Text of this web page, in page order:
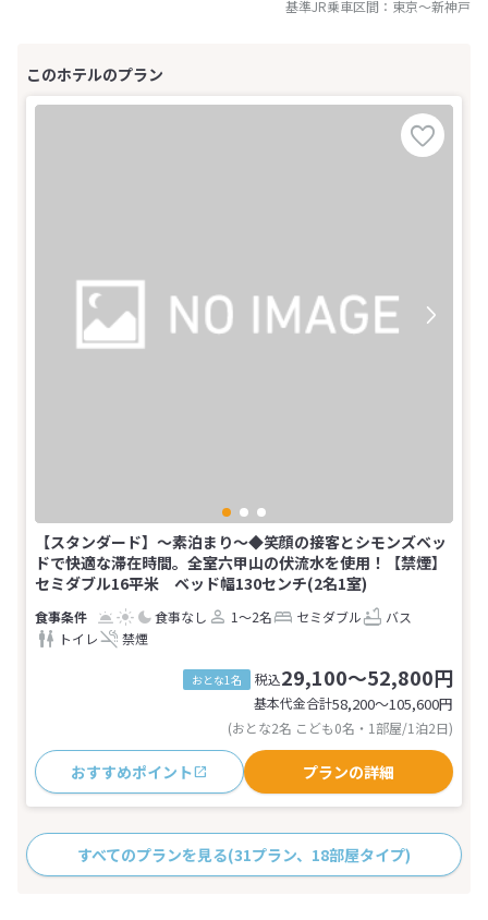
基準JR乗車区間： 東京～新神戸
【スタンダード】～素泊まり～◆笑顔の接客とシモンズベッ
ドで快適な滞在時間。全室六甲山の伏流水を使用！【禁煙】
セミダブル16平米 ベッド幅130センチ(2名1室)
食事なし 1～2名 セミダブル
バス
トイレ
禁煙
おとな1名 税込29,100～52,800円
基本代金合計58,200〜105,600円
(おとな2名 こども0名・1部屋/1泊2日)
おすすめポイント プランの詳細
すべてのプランを見る(31プラン、18部屋タイプ)